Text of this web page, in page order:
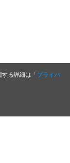
る詳細は「プライバ